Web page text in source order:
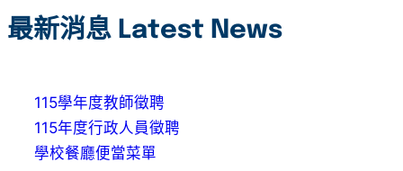
最新消息 Latest News
115學年度教師徵聘
115年度行政人員徵聘
學校餐廳便當菜單